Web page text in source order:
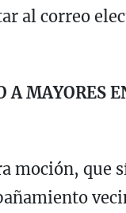
al correo
A MAYORES
moción, que